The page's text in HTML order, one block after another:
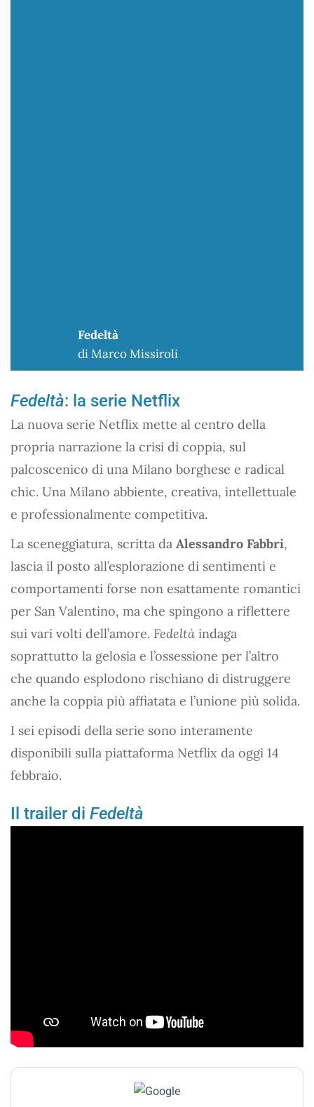
Fedeltà
di Marco Missiroli
Fedeltà: la serie Netflix
La nuova serie Netflix mette al centro della
propria narrazione la crisi di coppia, sul
palcoscenico di una Milano borghese e radical
chic. Una Milano abbiente, creativa, intellettuale
e professionalmente competitiva.
La sceneggiatura, scritta da Alessandro Fabbri,
lascia il posto all’esplorazione di sentimenti e
comportamenti forse non esattamente romantici
per San Valentino, ma che spingono a riflettere
sui vari volti dell’amore. Fedeltà indaga
soprattutto la gelosia e l’ossessione per l’altro
che quando esplodono rischiano di distruggere
anche la coppia più affiatata e l’unione più solida.
I sei episodi della serie sono interamente
disponibili sulla piattaforma Netflix da oggi 14
febbraio.
Il trailer di Fedeltà